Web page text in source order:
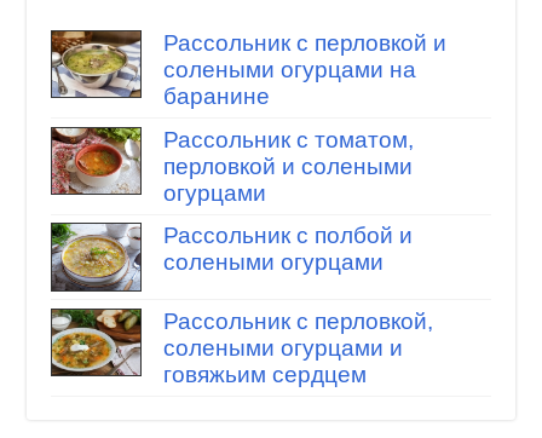
Рассольник с перловкой и
солеными огурцами на
баранине
Рассольник с томатом,
перловкой и солеными
огурцами
Рассольник с полбой и
солеными огурцами
Рассольник с перловкой,
солеными огурцами и
говяжьим сердцем